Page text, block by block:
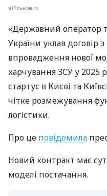
військових
«Державний оператор
України уклав
впровадження нової
харчування ЗСУ у 2025
стартує в Києві та
чітке розмежування
логістики.
Про це повідомила
Новий контракт має
моделі постачання.